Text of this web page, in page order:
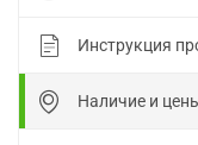
Инструкция
Наличие и